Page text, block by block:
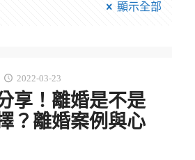
顯示全部
2022-03-23
享！離婚是不是
？離婚案例與心